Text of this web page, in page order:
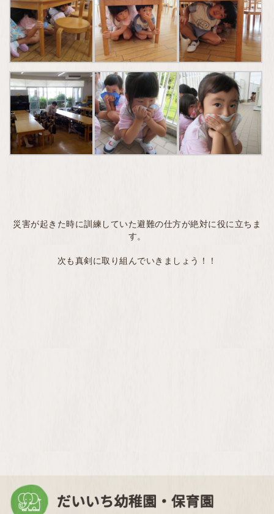
災害が起きた時に訓練していた避難の仕方が絶対に役に立ちま
す。
次も真剣に取り組んでいきましょう！！